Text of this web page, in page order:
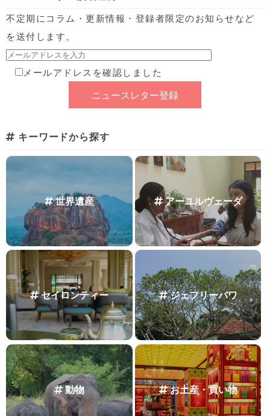
不定期にコラム・更新情報・登録者限定のお知らせなど
を送付します。
メールアドレスを確認しました
キーワードから探す
世界遺産 アーユルヴェーダ
セイロンティー ジェフリーバワ
動物 お土産・買い物